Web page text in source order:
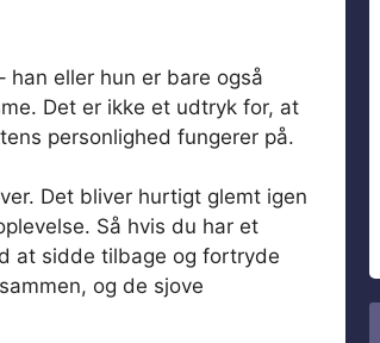
eller hun er bare også
Det er ikke et udtryk for, at
personlighed fungerer på.
Det bliver hurtigt glemt igen
Så hvis du har et
at sidde tilbage og fortryde
og de sjove